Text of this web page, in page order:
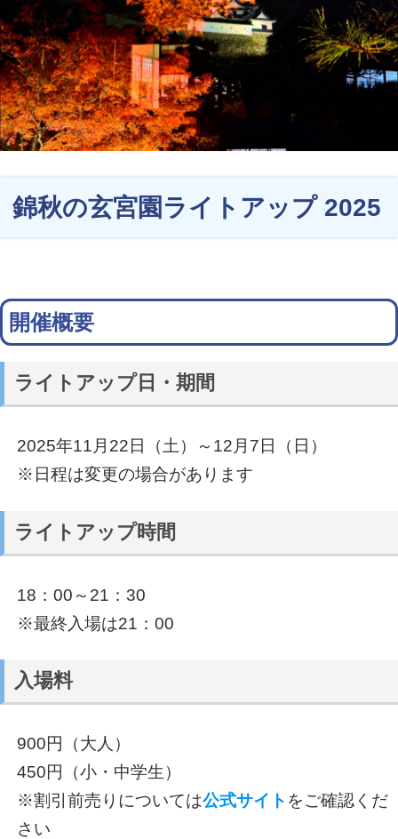
錦秋の玄宮園ライトアップ 2025
開催概要
ライトアップ日・期間
2025年11月22日（土）～12月7日（日）
※日程は変更の場合があります
ライトアップ時間
18：00～21：30
※最終入場は21：00
入場料
900円（大人）
450円（小・中学生）
※割引前売りについては公式サイト をご確認くだ
さい